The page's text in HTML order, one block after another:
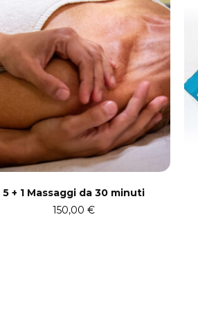
5 + 1 Massaggi da 30 minuti
150,00€